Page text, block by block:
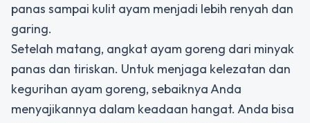
panas sampai kulit ayam menjadi lebih renyah dan
garing.
Setelah matang, angkat ayam goreng dari minyak
panas dan tiriskan. Untuk menjaga kelezatan dan
kegurihan ayam goreng, sebaiknya Anda
menyajikannya dalam keadaan hangat. Anda bisa